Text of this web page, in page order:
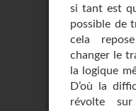
si tant est
possible de
cela
changer le
la logique
D’où la
révolte sur